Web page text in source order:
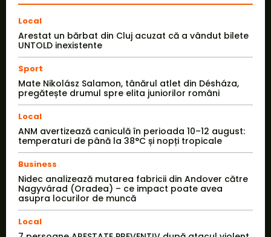
Local
Arestat un bărbat din Cluj acuzat că a vândut bilete
UNTOLD inexistente
Sport
Mate Nikolász Salamon, tânărul atlet din Désháza,
pregătește drumul spre elita juniorilor români
Local
ANM avertizează caniculă în perioada 10–12 august:
temperaturi de până la 38°C și nopți tropicale
Business
Nidec analizează mutarea fabricii din Andover către
Nagyvárad (Oradea) – ce impact poate avea
asupra locurilor de muncă
Local